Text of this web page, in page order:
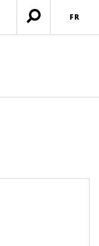
Ouvrir
menu
FR